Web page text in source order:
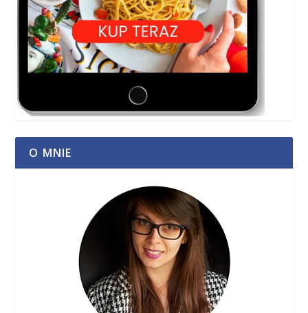
O MNIE